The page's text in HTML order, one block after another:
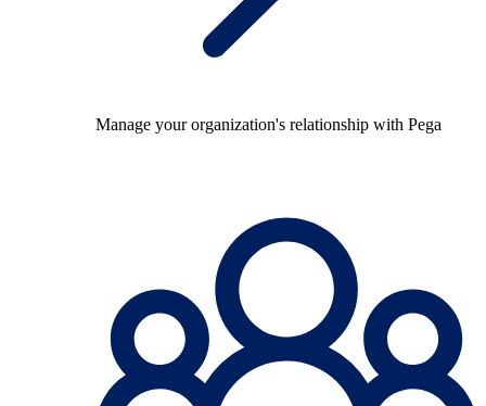
Manage your organization's relationship with Pega